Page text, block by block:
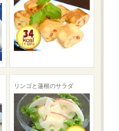
リンゴと蓮根のサラダ